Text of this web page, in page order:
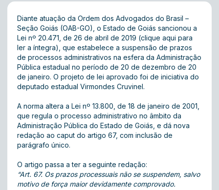
Diante atuação da Ordem dos Advogados do Brasil –
Seção Goiás (OAB-GO), o Estado de Goiás sancionou a
Lei nº 20.471, de 26 de abril de 2019 (clique aqui para
ler a íntegra) , que estabelece a suspensão de prazos
de processos administrativos na esfera da Administração
Pública estadual no período de 20 de dezembro de 20
de janeiro. O projeto de lei aprovado foi de iniciativa do
deputado estadual Virmondes Cruvinel.
A norma altera a Lei nº 13.800, de 18 de janeiro de 2001
que regula o processo administrativo no âmbito da
Administração Pública do Estado de Goiás, e dá nova
redação ao caput do artigo 67, com inclusão de
parágrafo único.
O artigo passa a ter a seguinte redação:
“Art. 67. Os prazos processuais não se suspendem, salvo
motivo de força maior devidamente comprovado.